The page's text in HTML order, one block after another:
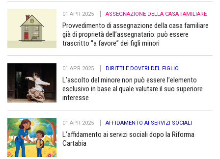
01 APR 2025 ASSEGNAZIONE DELLA CASA FAMILIARE
Provvedimento di assegnazione della casa familiare
già di proprietà dell’assegnatario: può essere
trascritto “a favore” dei figli minori
01 APR 2025 DIRITTI E DOVERI DEL FIGLIO
L’ascolto del minore non può essere l’elemento
esclusivo in base al quale valutare il suo superiore
interesse
01 APR 2025 AFFIDAMENTO AI SERVIZI SOCIALI
L’affidamento ai servizi sociali dopo la Riforma
Cartabia